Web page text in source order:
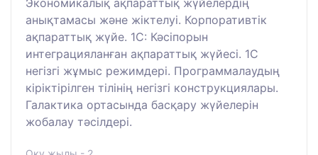
Экономикалық ақпараттық жүйелердің
анықтамасы және жіктелуі. Корпоративтік
ақпараттық жүйе. 1С: Кәсіпорын
интеграцияланған ақпараттық жүйесі. 1С
негізгі жұмыс режимдері. Программалаудың
кіріктірілген тілінің негізгі конструкциялары.
Галактика ортасында басқару жүйелерін
жобалау тәсілдері.